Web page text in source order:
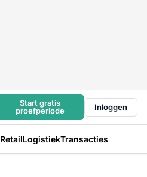
Start gratis
proefperiode
Inloggen
RetailLogistiekTransacties